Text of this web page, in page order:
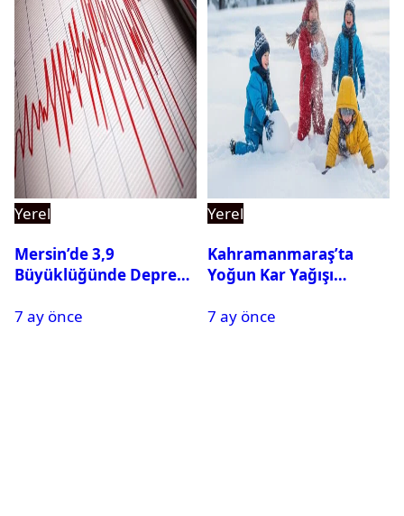
Yerel
Mersin’de 3,9
Büyüklüğünde Deprem
7 ay önce
Yerel
Kahramanmaraş’ta
Yoğun Kar Yağışı
Tatil
7 ay önce